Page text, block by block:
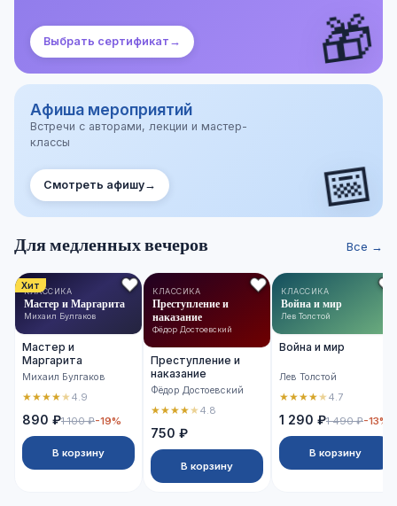
Выбрать сертификат → 🎁
Афиша мероприятий
Встречи с авторами, лекции и мастер-
классы
Смотреть афишу→ 📅
Для медленных вечеров Все →
Хит
КЛАССИКА
Мастер и Маргарита
Михаил Булгаков
Мастер и
Маргарита
Михаил Булгаков
★★★★★4.9
890 ₽1 100 ₽-19%
В корзину
КЛАССИКА
Преступление и
наказание
Фёдор Достоевский
Преступление и
наказание
Фёдор Достоевский
★★★★★4.8
750 ₽
В корзину
КЛАССИКА
Война и мир
Лев Толстой
Война и мир
Лев Толстой
★★★★★4.7
1 290 ₽1 490 ₽-13%
В корзину